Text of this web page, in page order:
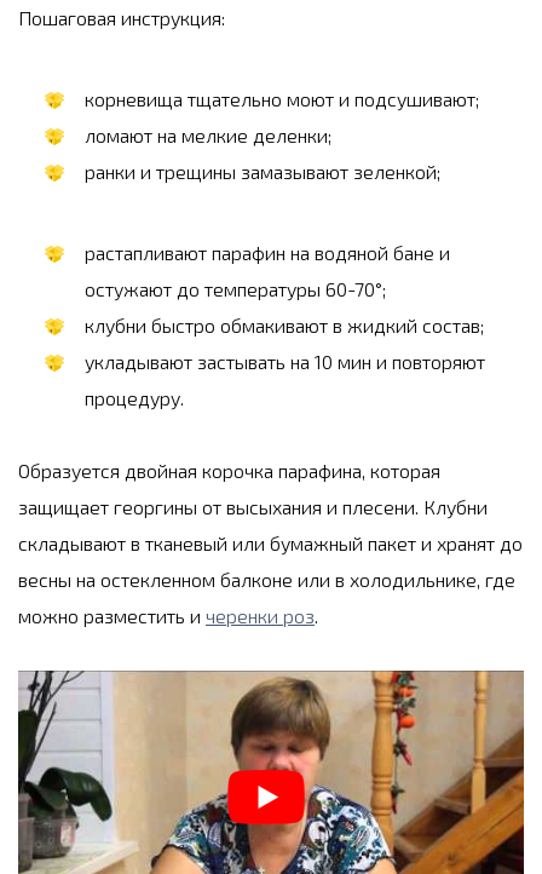
Пошаговая инструкция:
корневища тщательно моют и подсушивают;
ломают на мелкие деленки;
ранки и трещины замазывают зеленкой;
растапливают парафин на водяной бане и
остужают до температуры 60-70°;
клубни быстро обмакивают в жидкий состав;
укладывают застывать на 10 мин и повторяют
процедуру.
Образуется двойная корочка парафина, которая
защищает георгины от высыхания и плесени. Клубни
складывают в тканевый или бумажный пакет и хранят до
весны на остекленном балконе или в холодильнике, где
можно разместить и черенки роз.